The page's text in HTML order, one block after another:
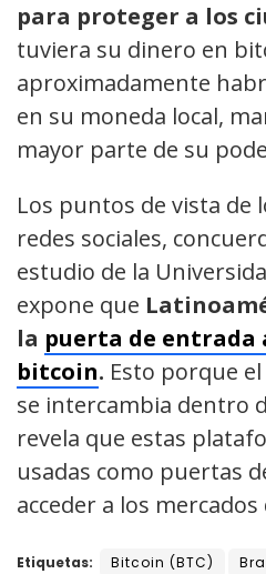
para proteger a los
tuviera su dinero en
aproximadamente
en su moneda local,
mayor parte de su
Los puntos de vista de
redes sociales,
estudio de la
expone que
la puerta de entrada
bitcoin. Esto porque
se intercambia dentro
revela que estas
usadas como puertas
acceder a los
Etiquetas: Bitcoin (BTC)